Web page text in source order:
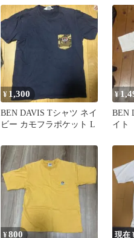
¥ 1,300
BEN DAVIS Tシャツ ネイ
ビー カモフラポケット L
¥
BEN
イト
¥800 現在